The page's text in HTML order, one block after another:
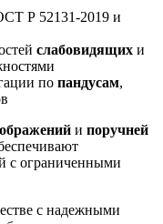
Р 52131-2019 и
слабовидящих и
по пандусам,
и поручней
с ограниченными
с надежными